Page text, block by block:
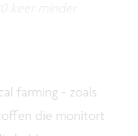
farming - zoals
die monitort